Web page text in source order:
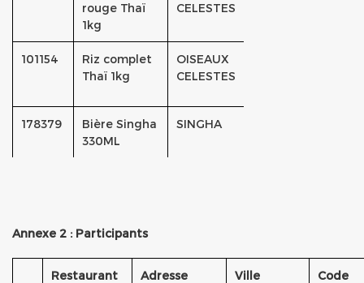
rouge Thaï
1kg
CELESTES
101154
Riz complet
Thaï 1kg
OISEAUX
CELESTES
178379
Bière Singha
330ML
SINGHA
Annexe 2 : Participants
Restaurant Adresse Ville
Code